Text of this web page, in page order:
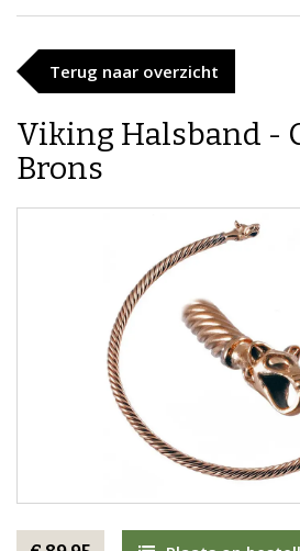
Terug naar overzicht
Viking Halsband -
Brons